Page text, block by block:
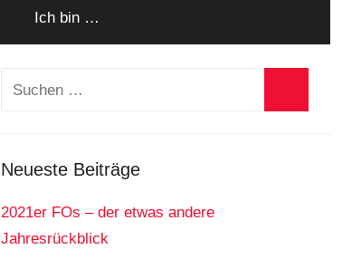
Ich bin …
Suchen
Neueste Beiträge
2021er FOs – der etwas andere
Jahresrückblick